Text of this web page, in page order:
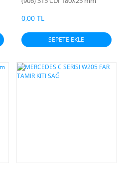
515 CDI 2006-2009/CRAFTER
30-35 (2E) 2.5 TDI 2006-
2016/CRAFTER 50 (2E) 2.5 TDI
2006-2016 EL FREN BALATASI
AKSESUARLI
0,00 TL
SEPETE EKLE